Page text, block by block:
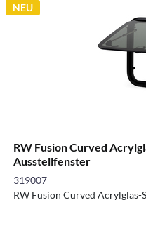
NEU
RW Fusion Curved
Ausstellfenster
319007
RW Fusion Curved